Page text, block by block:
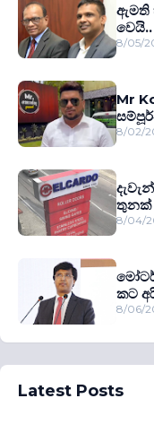
ඇමති
වෙයි..
8/05/
Mr
8/02/
තුනක්
8/04/
කට
8/06/
Latest Posts